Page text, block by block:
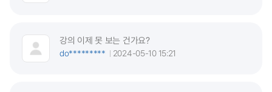
강의 이제 못 보는 건가요?
do*********
2024-05-10 15:21